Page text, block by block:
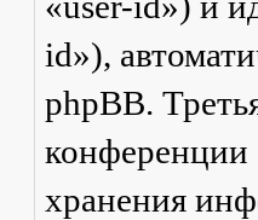
id»),
phpBB.
конференции
хранения